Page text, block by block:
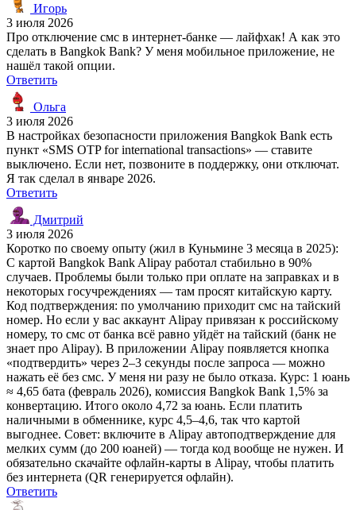
Игорь
3 июля 2026
Про отключение смс в интернет-банке — лайфхак! А как это
сделать в Bangkok Bank? У меня мобильное приложение, не
нашёл такой опции.
Ответить
Ольга
3 июля 2026
В настройках безопасности приложения Bangkok Bank есть
пункт «SMS OTP for international transactions» — ставите
выключено. Если нет, позвоните в поддержку, они отключат.
Я так сделал в январе 2026.
Ответить
Дмитрий
3 июля 2026
Коротко по своему опыту (жил в Куньмине 3 месяца в 2025):
С картой Bangkok Bank Alipay работал стабильно в 90%
случаев. Проблемы были только при оплате на заправках и в
некоторых госучреждениях — там просят китайскую карту.
Код подтверждения: по умолчанию приходит смс на тайский
номер. Но если у вас аккаунт Alipay привязан к российскому
номеру, то смс от банка всё равно уйдёт на тайский (банк не
знает про Alipay). В приложении Alipay появляется кнопка
«подтвердить» через 2–3 секунды после запроса — можно
нажать её без смс. У меня ни разу не было отказа. Курс: 1 юань
≈ 4,65 бата (февраль 2026), комиссия Bangkok Bank 1,5% за
конвертацию. Итого около 4,72 за юань. Если платить
наличными в обменнике, курс 4,5–4,6, так что картой
выгоднее. Совет: включите в Alipay автоподтверждение для
мелких сумм (до 200 юаней) — тогда код вообще не нужен. И
обязательно скачайте офлайн-карты в Alipay, чтобы платить
без интернета (QR генерируется офлайн).
Ответить